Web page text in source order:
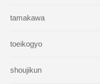
tamakawa
toeikogyo
shoujikun